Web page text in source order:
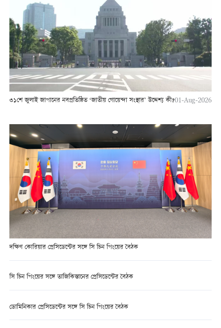
৩১শে জুলাই জাপানের নবপ্রতিষ্ঠিত ‘জাতীয় গোয়েন্দা সংস্থার’ উদ্দেশ্য কী?01-Aug-2026
দক্ষিণ কোরিয়ার প্রেসিডেন্টের সঙ্গে সি চিন পিংয়ের বৈঠক
সি চিন পিংয়ের সঙ্গে তাজিকিস্তানের প্রেসিডেন্টের বৈঠক
ডোমিনিকার প্রেসিডেন্টের সঙ্গে সি চিন পিংয়ের বৈঠক